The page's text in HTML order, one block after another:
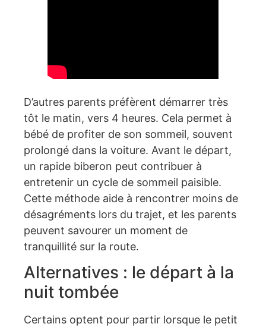
D’autres parents préfèrent démarrer très
tôt le matin, vers 4 heures. Cela permet à
bébé de profiter de son sommeil, souvent
prolongé dans la voiture. Avant le départ,
un rapide biberon peut contribuer à
entretenir un cycle de sommeil paisible.
Cette méthode aide à rencontrer moins de
désagréments lors du trajet, et les parents
peuvent savourer un moment de
tranquillité sur la route.
Alternatives : le départ à la
nuit tombée
Certains optent pour partir lorsque le petit